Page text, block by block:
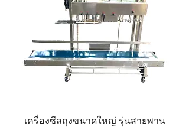
เครื่องซีลถุงขนาดใหญ่ รุ่นสายพาน